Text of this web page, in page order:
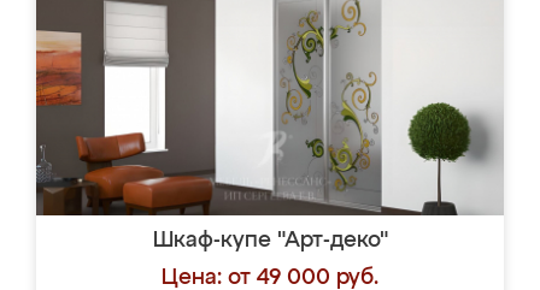
Шкаф-купе "Арт-деко"
Цена: от 49 000 руб.